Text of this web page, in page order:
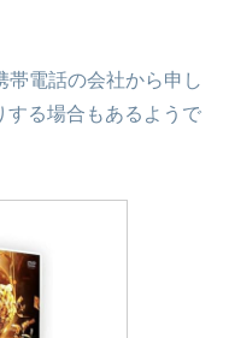
帯電話の会社から申し
する場合もあるようで